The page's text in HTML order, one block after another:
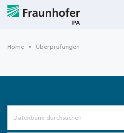
Home Überprüfungen